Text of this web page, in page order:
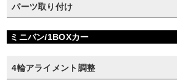
パーツ取り付け
ミニバン/1BOXカー
4輪アライメント調整